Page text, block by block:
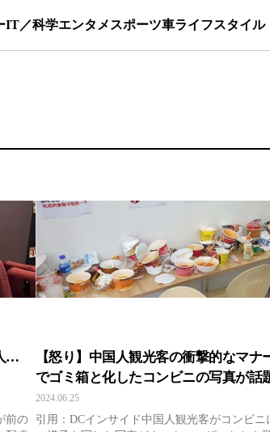
IT／科学エンタメ スポーツ車ライフスタイル
…
前の
【怒り】中国人観光客の衝撃的なマ
でゴミ箱と化したコンビニの写真が話
から問題視されている中国人観光客
2024.06.25
引用：DCインサイド中国人観光客がコンビニ